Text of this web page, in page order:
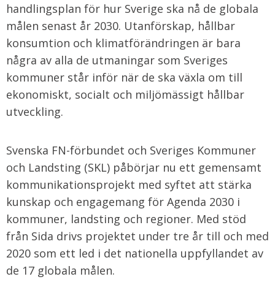
handlingsplan för hur Sverige ska nå de globala
målen senast år 2030. Utanförskap, hållbar
konsumtion och klimatförändringen är bara
några av alla de utmaningar som Sveriges
kommuner står inför när de ska växla om till
ekonomiskt, socialt och miljömässigt hållbar
utveckling.
Svenska FN-förbundet och Sveriges Kommuner
och Landsting (SKL) påbörjar nu ett gemensamt
kommunikationsprojekt med syftet att stärka
kunskap och engagemang för Agenda 2030 i
kommuner, landsting och regioner. Med stöd
från Sida drivs projektet under tre år till och med
2020 som ett led i det nationella uppfyllandet av
de 17 globala målen.